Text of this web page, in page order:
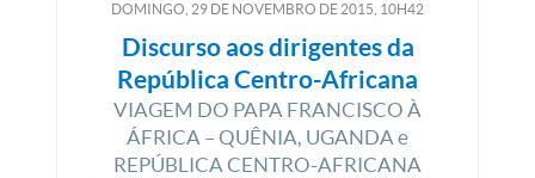
DOMINGO, 29 DE NOVEMBRO DE 2015, 10H42
Discurso aos dirigentes da
República Centro-Africana
VIAGEM DO PAPA FRANCISCO À
ÁFRICA – QUÊNIA, UGANDA e
REPÚBLICA CENTRO-AFRICANA